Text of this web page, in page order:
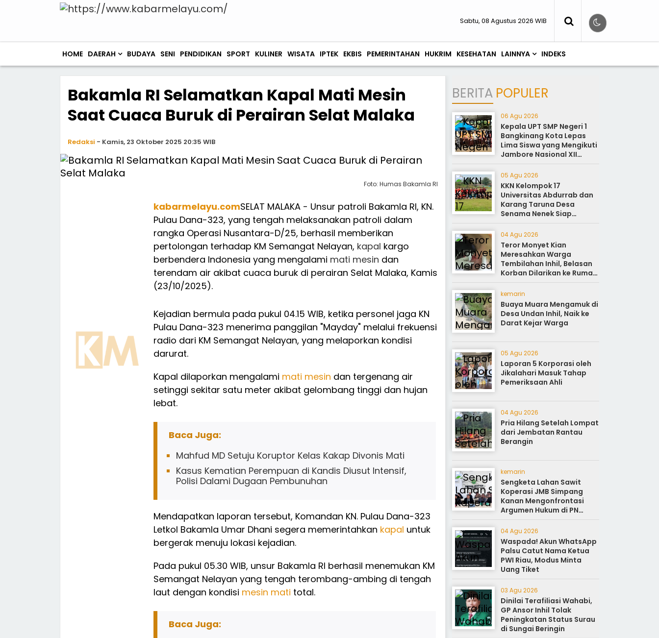
Sabtu, 08 Agustus 2026 WIB
HOME DAERAH BUDAYA SENI PENDIDIKAN SPORT KULINER WISATA IPTEK EKBIS PEMERINTAHAN HUKRIM KESEHATAN LAINNYA INDEKS
Bakamla RI Selamatkan Kapal Mati Mesin
Saat Cuaca Buruk di Perairan Selat Malaka
Redaksi - Kamis, 23 Oktober 2025 20:35 WIB
Foto: Humas Bakamla RI
kabarmelayu.comSELAT MALAKA - Unsur patroli Bakamla RI, KN.
Pulau Dana-323, yang tengah melaksanakan patroli dalam
rangka Operasi Nusantara-D/25, berhasil memberikan
pertolongan terhadap KM Semangat Nelayan, kapal kargo
berbendera Indonesia yang mengalami mati mesin dan
terendam air akibat cuaca buruk di perairan Selat Malaka, Kamis
(23/10/2025).
Kejadian bermula pada pukul 04.15 WIB, ketika personel jaga KN
Pulau Dana-323 menerima panggilan "Mayday" melalui frekuensi
radio dari KM Semangat Nelayan, yang melaporkan kondisi
darurat.
Kapal dilaporkan mengalami mati mesin dan tergenang air
setinggi sekitar satu meter akibat gelombang tinggi dan hujan
lebat.
Baca Juga:
Mahfud MD Setuju Koruptor Kelas Kakap Divonis Mati
Kasus Kematian Perempuan di Kandis Diusut Intensif,
Polisi Dalami Dugaan Pembunuhan
Mendapatkan laporan tersebut, Komandan KN. Pulau Dana-323
Letkol Bakamla Umar Dhani segera memerintahkan kapal untuk
bergerak menuju lokasi kejadian.
Pada pukul 05.30 WIB, unsur Bakamla RI berhasil menemukan KM
Semangat Nelayan yang tengah terombang-ambing di tengah
laut dengan kondisi mesin mati total.
Baca Juga:
BERITA POPULER
06 Agu 2026
Kepala UPT SMP Negeri 1
Bangkinang Kota Lepas
Lima Siswa yang Mengikuti
Jambore Nasional XII
Cibubur Jakarta
05 Agu 2026
KKN Kelompok 17
Universitas Abdurrab dan
Karang Taruna Desa
Senama Nenek Siap
Sukseskan Perayaan HUT
ke-81
04 Agu 2026
Teror Monyet Kian
Meresahkan Warga
Tembilahan Inhil, Belasan
Korban Dilarikan ke Rumah
Sakit
kemarin
Buaya Muara Mengamuk di
Desa Undan Inhil, Naik ke
Darat Kejar Warga
05 Agu 2026
Laporan 5 Korporasi oleh
Jikalahari Masuk Tahap
Pemeriksaan Ahli
04 Agu 2026
Pria Hilang Setelah Lompat
dari Jembatan Rantau
Berangin
kemarin
Sengketa Lahan Sawit
Koperasi JMB Simpang
Kanan Mengonfrontasi
Argumen Hukum di PN
Rokan Hilir
04 Agu 2026
Waspada! Akun WhatsApp
Palsu Catut Nama Ketua
PWI Riau, Modus Minta
Uang Tiket
03 Agu 2026
Dinilai Terafiliasi Wahabi,
GP Ansor Inhil Tolak
Peningkatan Status Surau
di Sungai Beringin